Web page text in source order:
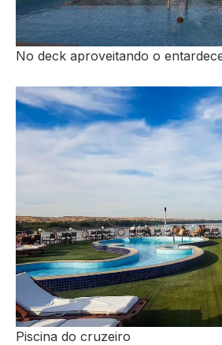
No deck aproveitando o
Piscina do cruzeiro